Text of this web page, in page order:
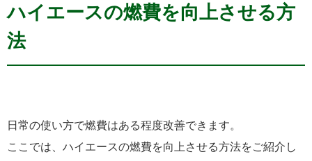
ハイエースの燃費を向上させる方
法
日常の使い方で燃費はある程度改善できます。
ここでは、ハイエースの燃費を向上させる方法をご紹介し